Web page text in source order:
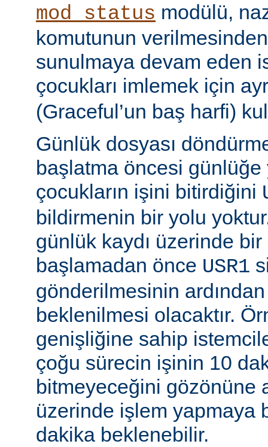
mod_status modülü,
komutunun
sunulmaya devam eden
çocukları imlemek için
(Graceful’un baş harfi)
Günlük dosyası
başlatma öncesi
çocukların işini bitirdiğini
bildirmenin bir yolu
günlük kaydı üzerinde
başlamadan önce USR1
gönderilmesinin
beklenilmesi olacaktır.
genişliğine sahip
çoğu sürecin işinin 10
bitmeyeceğini gözönüne
üzerinde işlem yapmaya
dakika beklenebilir.